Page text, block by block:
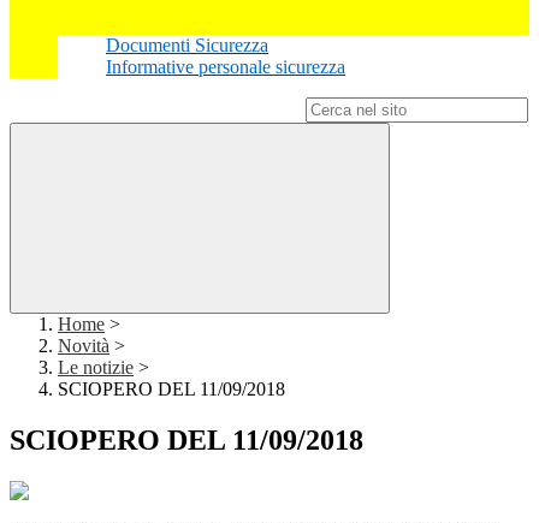
Documenti Sicurezza
Informative personale sicurezza
Home >
Novità >
Le notizie >
SCIOPERO DEL 11/09/2018
SCIOPERO DEL 11/09/2018